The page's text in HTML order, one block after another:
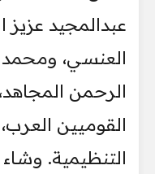
عبدالمجيد عزيز
العنسي،
الرحمن
القوميين
التنظيمية. وشاء